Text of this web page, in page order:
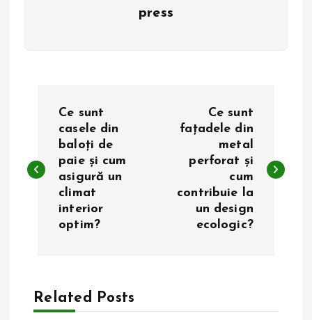
press
v
r
Ce sunt
casele din
baloți de
paie și cum
asigură un
climat
interior
optim?
Ce sunt
fațadele din
metal
perforat și
cum
contribuie la
un design
ecologic?
Related Posts